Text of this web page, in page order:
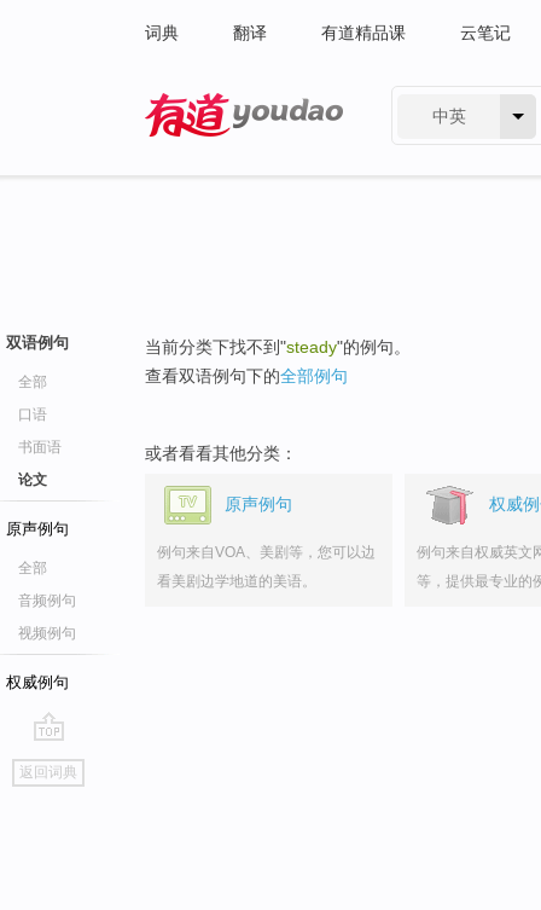
词典 翻译 有道精品课 云笔记
中英
双语例句
全部
口语
书面语
论文
原声例句
全部
音频例句
视频例句
权威例句
go
top
返回词典
当前分类下找不到"steady"的例句。
查看双语例句下的全部例句
或者看看其他分类：
原声例句
例句来自VOA、美剧等，您可以边
看美剧边学地道的美语。
权威
例句来自权威英文
等，提供最专业的